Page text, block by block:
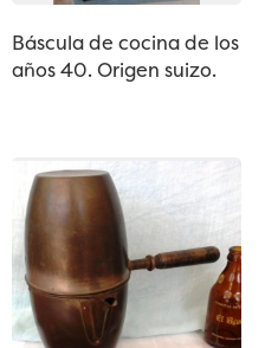
Báscula de cocina de los
años 40. Origen suizo.